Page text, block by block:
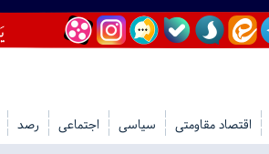
اقتصاد مقاومتی سیاسی اجتماعی رصد